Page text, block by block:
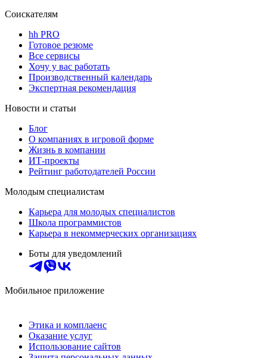
Соискателям
hh PRO
Готовое резюме
Все сервисы
Хочу у вас работать
Производственный календарь
Экспертная рекомендация
Новости и статьи
Блог
О компаниях в игровой форме
Жизнь в компании
ИТ-проекты
Рейтинг работодателей России
Молодым специалистам
Карьера для молодых специалистов
Школа программистов
Карьера в некоммерческих организациях
Боты для уведомлений
Мобильное приложение
Этика и комплаенс
Оказание услуг
Использование сайтов